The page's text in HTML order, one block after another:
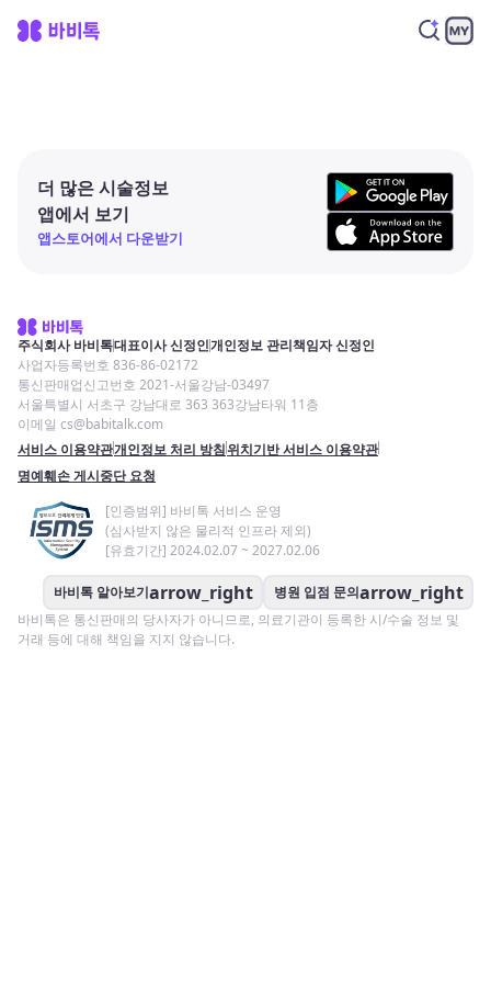
더 많은 시술정보
앱에서 보기
앱스토어에서 다운받기
주식회사 바비톡대표이사 신정인개인정보 관리책임자 신정인
사업자등록번호 836-86-02172
통신판매업신고번호 2021-서울강남-03497
서울특별시 서초구 강남대로 363 363강남타워 11층
이메일 cs@babitalk.com
서비스 이용약관개인정보 처리 방침위치기반 서비스 이용약관
명예훼손 게시중단 요청
[인증범위] 바비톡 서비스 운영
(심사받지 않은 물리적 인프라 제외)
[유효기간] 2024.02.07 ~ 2027.02.06
바비톡 알아보기arrow_right 병원 입점 문의arrow_right
바비톡은 통신판매의 당사자가 아니므로, 의료기관이 등록한 시/수술 정보 및
거래 등에 대해 책임을 지지 않습니다.